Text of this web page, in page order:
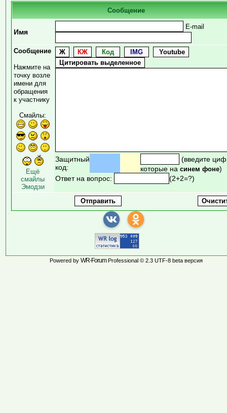
Сообщение
Имя
E-mail
Сообщение
Нажмите на
точку возле
имени для
обращения
к участнику
Смайлы:
Ещё
смайлы
Эмодзи
Защитный
код:
(введите
которые на синем фоне)
Ответ на вопрос:
(2+2=?)
Powered by WR-ForumProfessional © 2.3 UTF-8 beta версия